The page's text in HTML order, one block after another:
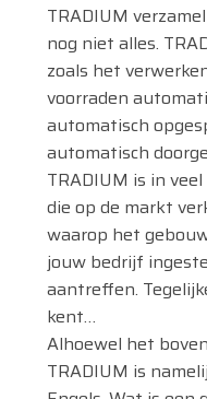
TRADIUM
nog niet alles.
zoals het
voorraden
automatisch
automatisch
TRADIUM is in
die op de markt
waarop het
jouw bedrijf
aantreffen.
kent…
Alhoewel het
TRADIUM is